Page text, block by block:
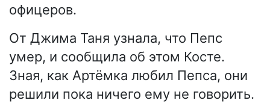
офицеров.
От Джима Таня узнала, что Пепс
умер, и сообщила об этом Косте.
Зная, как Артёмка любил Пепса, они
решили пока ничего ему не говорить.